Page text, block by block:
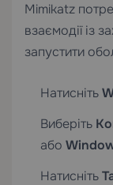
Mimikatz
взаємодії із
запустити
Натисніть
Виберіть
або
Натисніть